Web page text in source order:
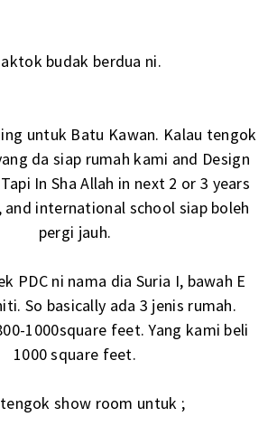
budak berdua ni.
untuk Batu Kawan. Kalau tengok
da siap rumah kami and Design
In Sha Allah in next 2 or 3 years
and international school siap boleh
pergi jauh.
PDC ni nama dia Suria I, bawah E
So basically ada 3 jenis rumah.
1000square feet. Yang kami beli
1000 square feet.
show room untuk ;